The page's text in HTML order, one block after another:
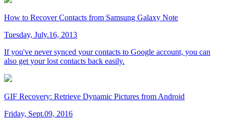
How to Recover Contacts from Samsung Galaxy Note
Tuesday, July.16, 2013
If you've never synced your contacts to Google account, you can
also get your lost contacts back easily.
GIF Recovery: Retrieve Dynamic Pictures from Android
Friday, Sept.09, 2016